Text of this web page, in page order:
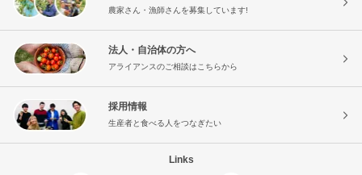
農家さん・漁師さんを募集しています!
法人・自治体の方へ
アライアンスのご相談はこちらから
採用情報
生産者と食べる人をつなぎたい
Links